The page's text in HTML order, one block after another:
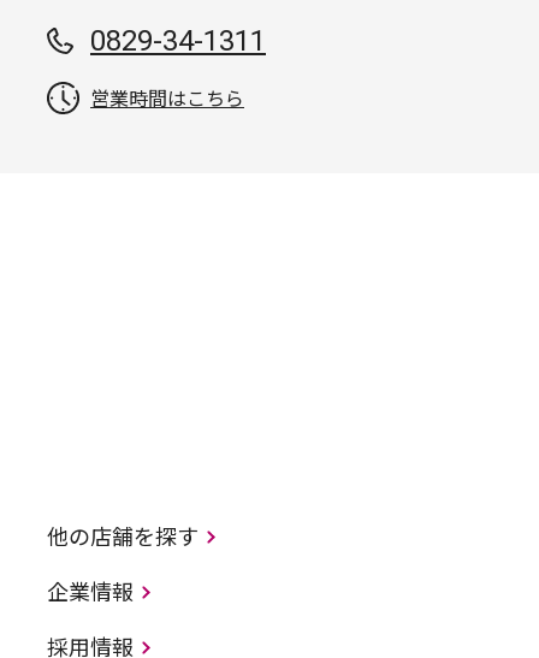
0829-34-1311
営業時間はこちら
他の店舗を探す
企業情報
採用情報